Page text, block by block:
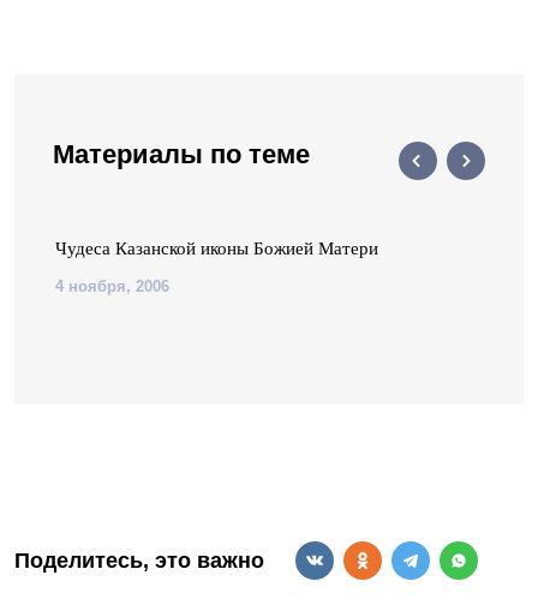
Материалы по теме
Чудеса Казанской иконы Божией Матери
4 ноября, 2006
Поделитесь, это важно